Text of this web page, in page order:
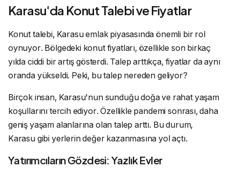
Karasu'da Konut Talebi ve Fiyatlar
Konut talebi, Karasu emlak piyasasında önemli bir rol
oynuyor. Bölgedeki konut fiyatları, özellikle son birkaç
yılda ciddi bir artış gösterdi. Talep arttıkça, fiyatlar da aynı
oranda yükseldi. Peki, bu talep nereden geliyor?
Birçok insan, Karasu'nun sunduğu doğa ve rahat yaşam
koşullarını tercih ediyor. Özellikle pandemi sonrası, daha
geniş yaşam alanlarına olan talep arttı. Bu durum,
Karasu gibi yerlerin değer kazanmasına yol açtı.
Yatırımcıların Gözdesi: Yazlık Evler